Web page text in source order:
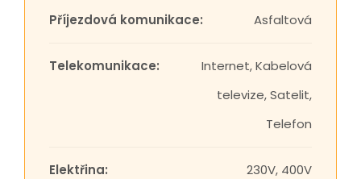
Příjezdová komunikace: Asfaltová
Telekomunikace:
Internet, Kabelová
televize, Satelit,
Telefon
Elektřina: 230V, 400V